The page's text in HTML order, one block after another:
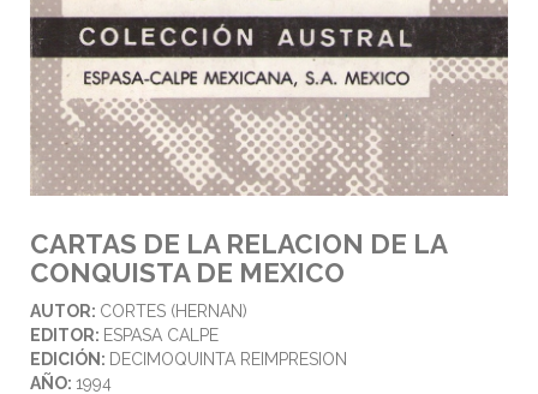
CARTAS DE LA RELACION DE LA
CONQUISTA DE MEXICO
AUTOR: CORTES (HERNAN)
EDITOR: ESPASA CALPE
EDICIÓN: DECIMOQUINTA REIMPRESION
AÑO: 1994